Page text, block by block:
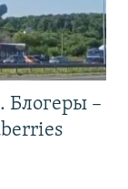
Блогеры –